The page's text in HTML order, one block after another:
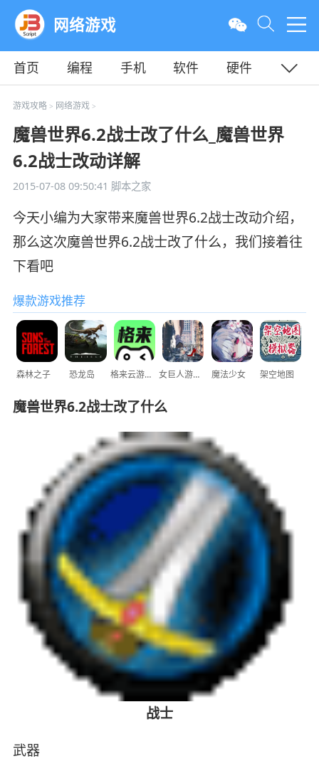
网络游戏
首页 编程 手机 软件
硬件
教程
平面
游戏攻略> 网络游戏>
魔兽世界6.2战士改了什么_魔兽世界
6.2战士改动详解
2015-07-08 09:50:41 脚本之家
今天小编为大家带来魔兽世界6.2战士改动介绍，
那么这次魔兽世界6.2战士改了什么，我们接着往
下看吧
爆款游戏推荐
森林之子 恐龙岛 格来云游戏 女巨人游乐场 魔法少女 架空地图
魔兽世界6.2战士改了什么
战士
武器